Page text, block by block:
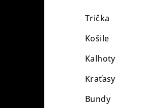
Trička
Košile
Kalhoty
Kraťasy
Bundy